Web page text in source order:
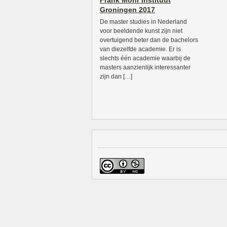
Groningen 2017
De master studies in Nederland
voor beeldende kunst zijn niet
overtuigend beter dan de bachelors
van diezelfde academie. Er is
slechts één academie waarbij de
masters aanzienlijk interessanter
zijn dan […]